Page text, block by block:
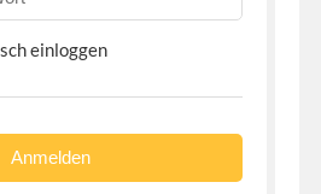
einloggen